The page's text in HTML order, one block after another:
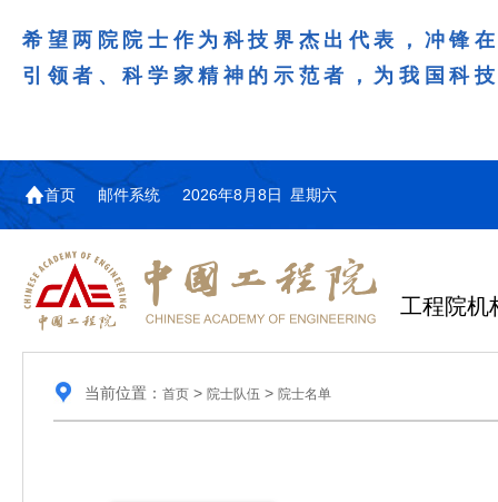
希望两院院士作为科技界杰出代表，冲锋
引领者、科学家精神的示范者，为我国科
首页 邮件系统 2026年8月8日 星期六
工程院机
当前位置： 首页> 院士队伍 > 院士名单